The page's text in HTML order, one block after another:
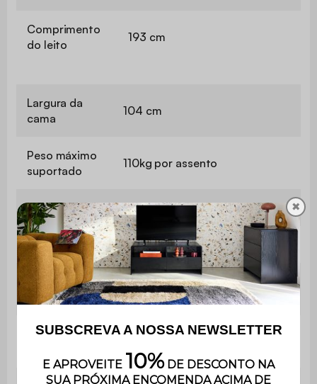
Comprimento
do leito
193 cm
Largura da
cama
104 cm
Peso máximo
suportado
110kg por assento
Uso Apenas para uso doméstico
Garantia 3 anos
Montagem
É muito fácil de montar e inclui
instruções.
Número de
✖